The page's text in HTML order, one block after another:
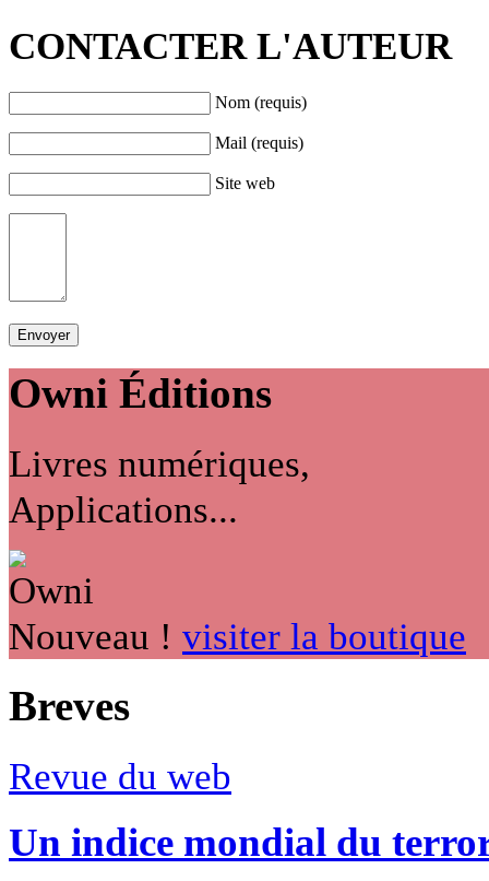
CONTACTER L'AUTEUR
Nom (requis)
Mail (requis)
Site web
Owni Éditions
Livres numériques,
Applications...
Nouveau ! visiter la boutique
Breves
Revue du web
Un indice mondial du